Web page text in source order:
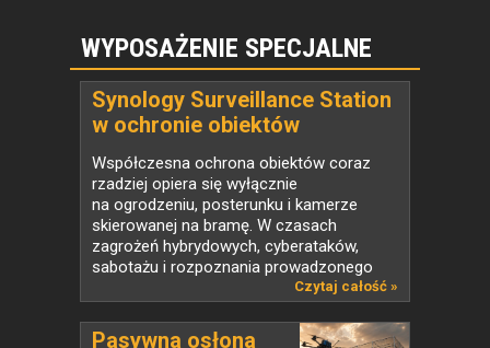
WYPOSAŻENIE SPECJALNE
Synology Surveillance Station
w ochronie obiektów
strategicznych
Współczesna ochrona obiektów coraz
rzadziej opiera się wyłącznie
na ogrodzeniu, posterunku i kamerze
skierowanej na bramę. W czasach
zagrożeń hybrydowych, cyberataków,
sabotażu i rozpoznania prowadzonego
Czytaj całość »
Pasywna osłona